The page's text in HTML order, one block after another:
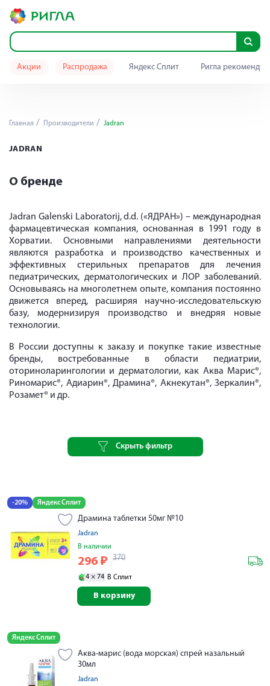
Акции Распродажа Яндекс Сплит Ригла
Главная Производители Jadran
JADRAN
О бренде
Jadran Galenski Laboratorij, d.d. («ЯДРАН») – международная
фармацевтическая компания, основанная в 1991 году в
Хорватии. Основными направлениями деятельности
являются разработка и производство качественных и
эффективных стерильных препаратов для лечения
педиатрических, дерматологических и ЛОР заболеваний.
Основываясь на многолетнем опыте, компания постоянно
движется вперед, расширяя научно-исследовательскую
базу, модернизируя производство и внедряя новые
технологии.
В России доступны к заказу и покупке такие известные
бренды, востребованные в области педиатрии,
оториноларингологии и дерматологии, как Аква Марис®,
Риномарис®, Адиарин®, Драмина®, Акнекутан®, Зеркалин®,
Розамет® и др.
Скрыть фильтр
-20% Яндекс Сплит
Драмина таблетки 50мг №10
Jadran
В наличии
296 ₽ 370
4 × 74 В Сплит
В корзину
Яндекс Сплит
Аква-марис (вода морская) спрей назальный
30мл
Jadran